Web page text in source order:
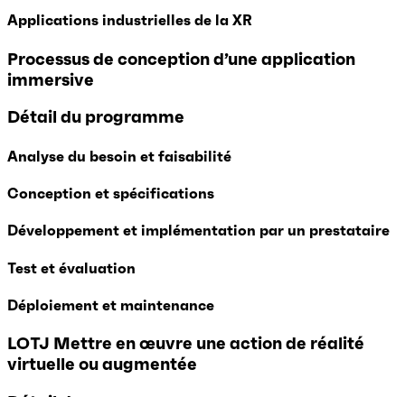
Applications industrielles de la XR
Processus de conception d’une application
immersive
Détail du programme
Analyse du besoin et faisabilité
Conception et spécifications
Développement et implémentation par un prestataire
Test et évaluation
Déploiement et maintenance
LOTJ Mettre en œuvre une action de réalité
virtuelle ou augmentée